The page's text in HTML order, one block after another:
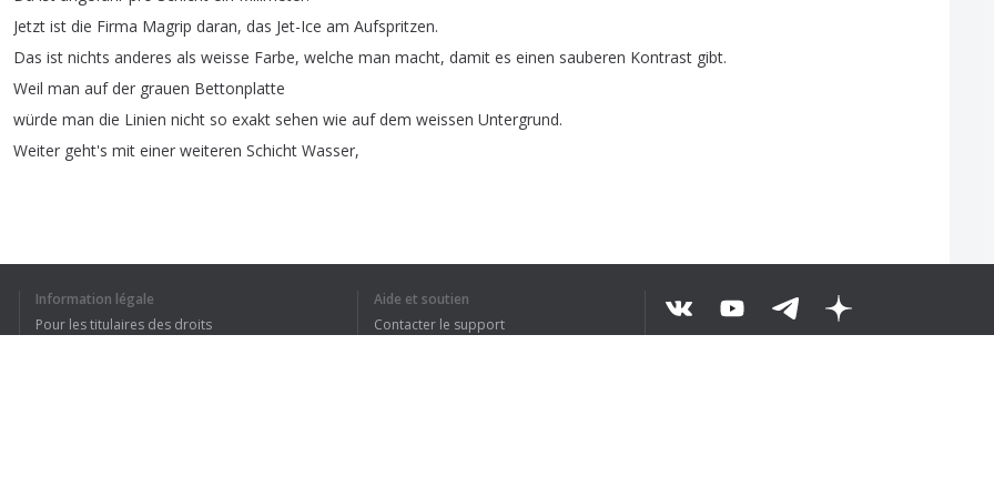
Jetzt ist die Firma Magrip daran, das Jet-Ice am Aufspritzen.
Das ist nichts anderes als weisse Farbe, welche man macht, damit es einen sauberen Kontrast gibt.
Weil man auf der grauen Bettonplatte
würde man die Linien nicht so exakt sehen wie auf dem weissen Untergrund.
Weiter geht's mit einer weiteren Schicht Wasser,
1 2
Information légale
Pour les titulaires des droits
Aide et soutien
Contacter le support